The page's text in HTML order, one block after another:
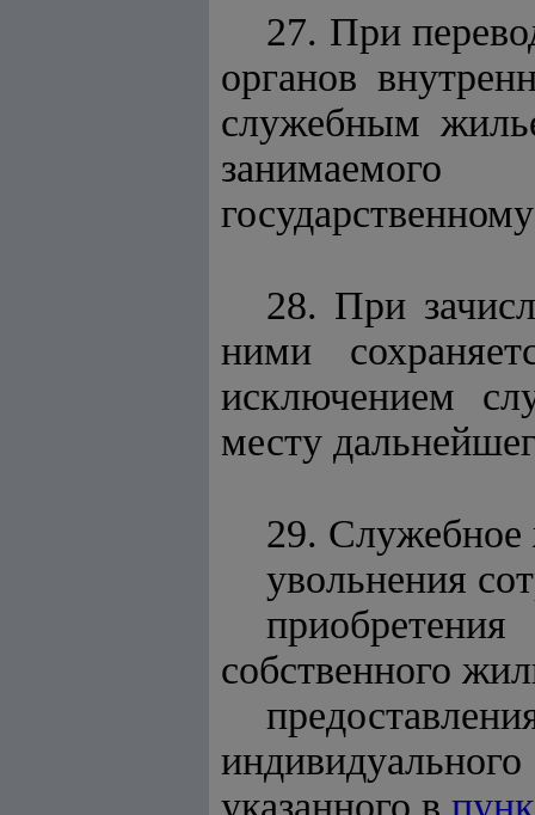
27. При
органов
служебным
28. При
ними
исключением
месту
29. Служебное
увольнения
собственного
указанного в